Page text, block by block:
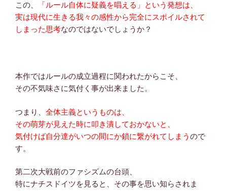
この、
「ルール自体に疑義を唱える」という発想は、
実は現代に生きる我々の感性から完全にスポイルされて
しまった思考なのではないでしょうか？
本作ではルールの成立過程に関われたからこそ、
その不気味さに気付く事が出来ました。
つまり、 全体主義というものは、
その萌芽が見えた時に叩き潰しておかないと、
気付けば自分達がいつの間にか鎖に繋がれてしまう ので
す。
第二次大戦前のファシズムの台頭、
特にナチスドイツを見ると、その事を思い知らされま